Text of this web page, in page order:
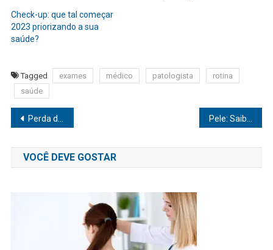
Check-up: que tal começar
2023 priorizando a sua
saúde?
Tagged exames médico patologista
rotina
saúde
Navegação
de
Post
Perda de peso acelerada: Quais são os riscos para o verão e Carnaval? Pele: Saiba como prevenir e tratar os 5 problemas mais comuns no verão
VOCÊ DEVE GOSTAR